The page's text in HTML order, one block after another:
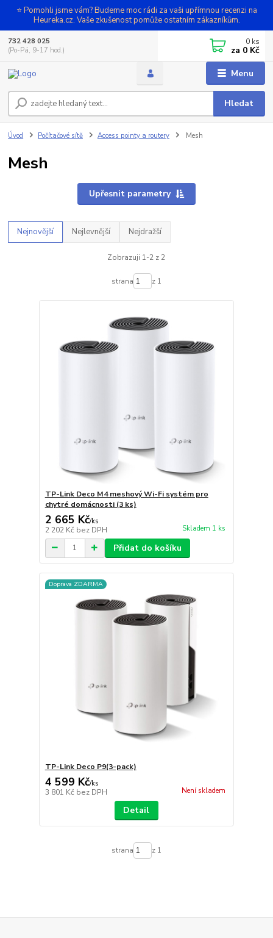
⭐ Pomohli jsme vám? Budeme moc rádi za vaši upřímnou recenzi na
Heureka.cz. Vaše zkušenost pomůže ostatním zákazníkům.
Menu
Hledat
732 428 025
(Po-Pá, 9-17 hod.)
0 ks
za 0 Kč
Úvod Počítačové sítě Access pointy a routery Mesh
Mesh
Upřesnit parametry
Nejnovější Nejlevnější Nejdražší
Zobrazuji 1-2 z 2
strana z 1
TP-Link Deco M4 meshový Wi-Fi systém pro
chytré domácnosti (3 ks)
2 665 Kč/ks
2 202 Kč bez DPH Skladem 1 ks
Přidat do košíku
Doprava ZDARMA
TP-Link Deco P9(3-pack)
4 599 Kč/ks
3 801 Kč bez DPH Není skladem
Detail
strana z 1